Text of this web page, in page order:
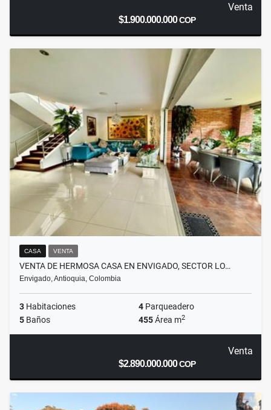
Venta
$1.900.000.000COP
CASA VENTA
VENTA DE HERMOSA CASA EN ENVIGADO, SECTOR LO…
Envigado, Antioquia, Colombia
3 Habitaciones 4 Parqueadero
5 Baños 455Área m2
Venta
$2.890.000.000COP